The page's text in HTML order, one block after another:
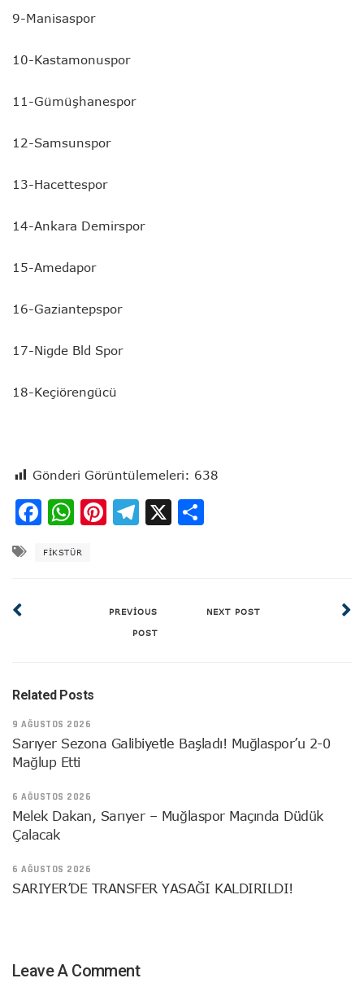
9-Manisaspor
10-Kastamonuspor
11-Gümüşhanespor
12-Samsunspor
13-Hacettespor
14-Ankara Demirspor
15-Amedapor
16-Gaziantepspor
17-Nigde Bld Spor
18-Keçiörengücü
Gönderi Görüntülemeleri: 638
Facebook
WhatsApp
Pinterest
Telegram
X
FİKSTÜR
PREVIOUS
POST
NEXT POST
Related Posts
9 AĞUSTOS 2026
Sarıyer Sezona Galibiyetle Başladı! Muğlaspor’u 2-0
Mağlup Etti
6 AĞUSTOS 2026
Melek Dakan, Sarıyer – Muğlaspor Maçında Düdük
Çalacak
6 AĞUSTOS 2026
SARIYER’DE TRANSFER YASAĞI KALDIRILDI!
Leave A Comment